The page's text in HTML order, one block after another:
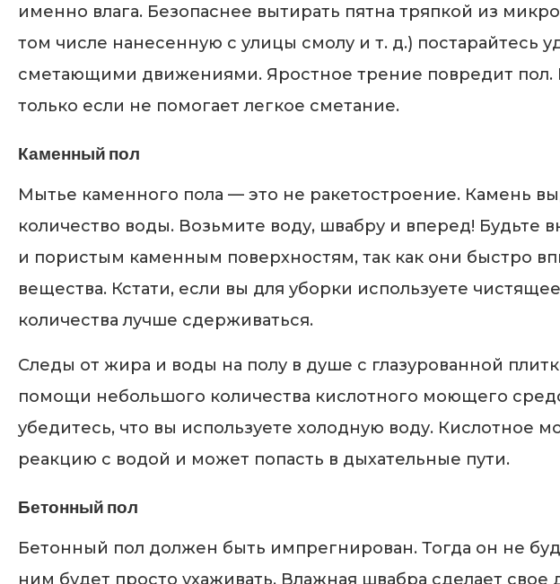
именно влага. Безопаснее вытирать пятна тряпкой из
том числе нанесенную с улицы смолу и т. д.) постарайтесь
сметающими движениями. Яростное трение повредит
только если не помогает легкое сметание.
Каменный пол
Мытье каменного пола — это не ракетостроение. Камень
количество воды. Возьмите воду, швабру и вперед! Будьте
и пористым каменным поверхностям, так как они быстро
вещества. Кстати, если вы для уборки используете
количества лучше сдерживаться.
Следы от жира и воды на полу в душе с глазурованной
помощи небольшого количества кислотного моющего
убедитесь, что вы используете холодную воду. Кислотное
реакцию с водой и может попасть в дыхательные пути.
Бетонный пол
Бетонный пол должен быть импрегнирован. Тогда он не
ним будет просто ухаживать. Влажная швабра сделает свое